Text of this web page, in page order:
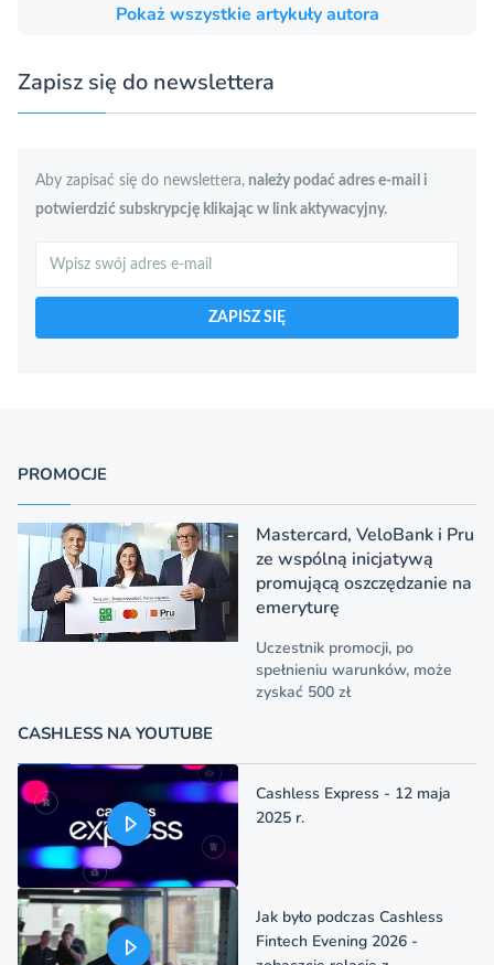
Pokaż wszystkie artykuły autora
Zapisz się do newslettera
Aby zapisać się do newslettera, należy podać adres e-mail i
potwierdzić subskrypcję klikając w link aktywacyjny.
ZAPISZ SIĘ
PROMOCJE
Mastercard, VeloBank i Pru
ze wspólną inicjatywą
promującą oszczędzanie na
emeryturę
Uczestnik promocji, po
spełnieniu warunków, może
zyskać 500 zł
CASHLESS NA YOUTUBE
Cashless Express - 12 maja
2025 r.
Jak było podczas Cashless
Fintech Evening 2026 -